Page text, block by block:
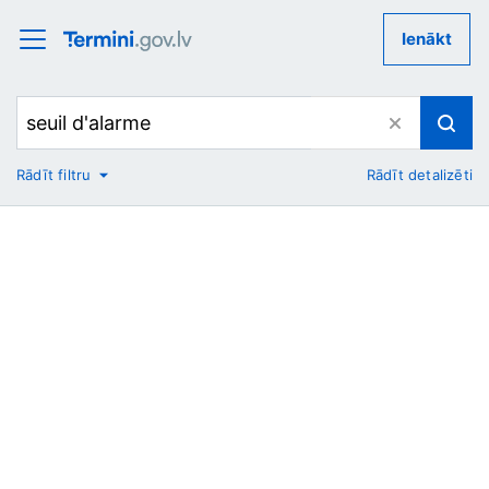
Ienākt
No
Rādīt filtru Rādīt detalizēti